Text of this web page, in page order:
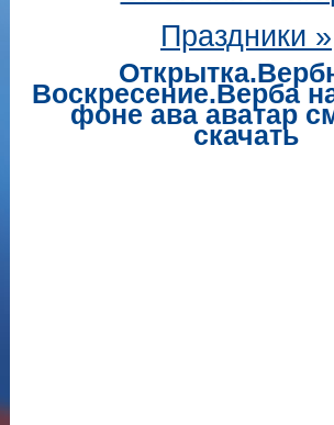
Праздники »
Воскресение.Верба
фоне ава аватар
скачать